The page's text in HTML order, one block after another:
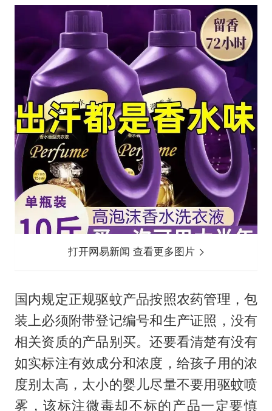
打开网易新闻 查看更多图片
国内规定正规驱蚊产品按照农药管理，包
装上必须附带登记编号和生产证照，没有
相关资质的产品别买。还要看清楚有没有
如实标注有效成分和浓度，给孩子用的浓
度别太高，太小的婴儿尽量不要用驱蚊喷
雾，该标注微毒却不标的产品一定要慎